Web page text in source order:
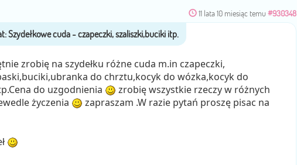
11 lata 10 miesiąc temu #930348
zrobię na szydełku różne cuda m.in czapeczki,
do chrztu,kocyk do wózka,kocyk do
do uzgodnienia
zrobię wszystkie rzeczy w różnych
życzenia
zapraszam .W razie pytań proszę pisac na